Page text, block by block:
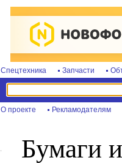
Спецтехника Запчасти
О проекте Рекламодателям
Бумаги